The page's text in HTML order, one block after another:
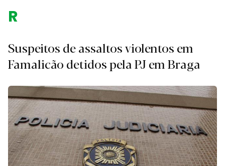
Região
Suspeitos de assaltos violentos em
Famalicão detidos pela PJ em Braga